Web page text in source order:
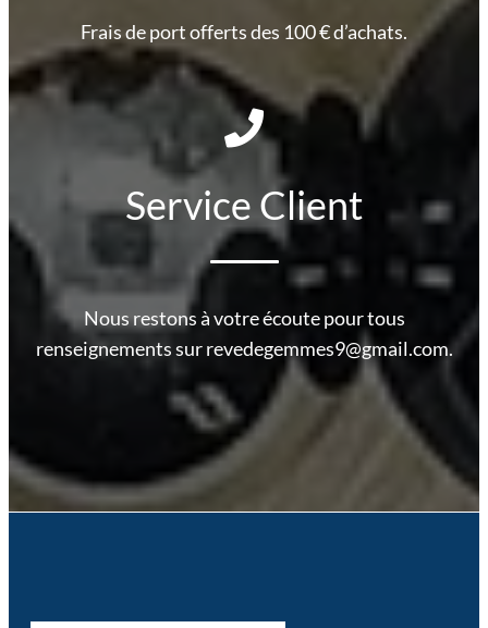
Frais de port offerts des 100 € d’achats.
Service Client
Nous restons à votre écoute pour tous
renseignements sur revedegemmes9@gmail.com.